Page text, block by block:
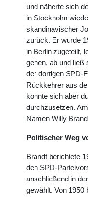
und näherte sich
in Stockholm
skandinavischer
zurück. Er wurde
in Berlin zugeteilt,
gehen, ab und ließ
der dortigen SPD-
Rückkehrer aus
konnte sich aber
durchzusetzen.
Namen Willy
Politischer Weg
Brandt berichtete
den SPD-
anschließend in
gewählt. Von 1950